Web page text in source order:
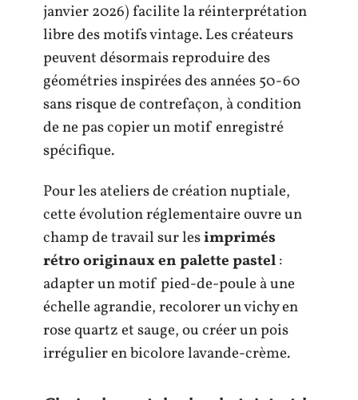
janvier 2026) facilite la réinterprétation
libre des motifs vintage. Les créateurs
peuvent désormais reproduire des
géométries inspirées des années 50-60
sans risque de contrefaçon, à condition
de ne pas copier un motif enregistré
spécifique.
Pour les ateliers de création nuptiale,
cette évolution réglementaire ouvre un
champ de travail sur lesimprimés
rétro originaux en palette pastel:
adapter un motif pied-de-poule à une
échelle agrandie, recolorer un vichy en
rose quartz et sauge, ou créer un pois
irrégulier en bicolore lavande-crème.